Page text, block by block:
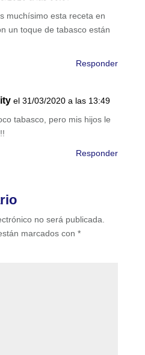
muchísimo esta receta en
un toque de tabasco están
Responder
el 31/03/2020 a las 13:49
tabasco, pero mis hijos le
Responder
no será publicada.
marcados con *